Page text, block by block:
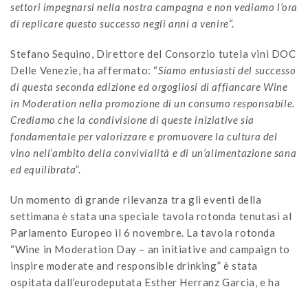
settori impegnarsi nella nostra campagna e non vediamo l’ora
di replicare questo successo negli anni a venire“.
Stefano Sequino, Direttore del Consorzio tutela vini DOC
Delle Venezie, ha affermato: “Siamo entusiasti del successo
di questa seconda edizione ed orgogliosi di affiancare Wine
in Moderation nella promozione di un consumo responsabile.
Crediamo che la condivisione di queste iniziative sia
fondamentale per valorizzare e promuovere la cultura del
vino nell’ambito della convivialità e di un’alimentazione sana
ed equilibrata”.
Un momento di grande rilevanza tra gli eventi della
settimana è stata una speciale tavola rotonda tenutasi al
Parlamento Europeo il 6 novembre. La tavola rotonda
“Wine in Moderation Day – an initiative and campaign to
inspire moderate and responsible drinking” è stata
ospitata dall’eurodeputata Esther Herranz Garcia, e ha